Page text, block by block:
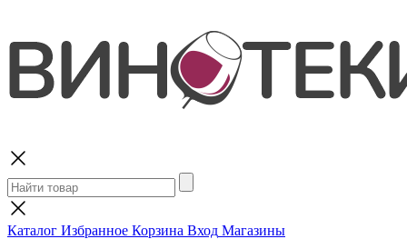
Каталог Избранное Корзина Вход Магазины